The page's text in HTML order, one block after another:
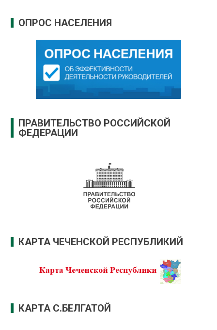
ОПРОС НАСЕЛЕНИЯ
ПРАВИТЕЛЬСТВО РОССИЙСКОЙ
ФЕДЕРАЦИИ
КАРТА ЧЕЧЕНСКОЙ РЕСПУБЛИКИЙ
КАРТА С.БЕЛГАТОЙ